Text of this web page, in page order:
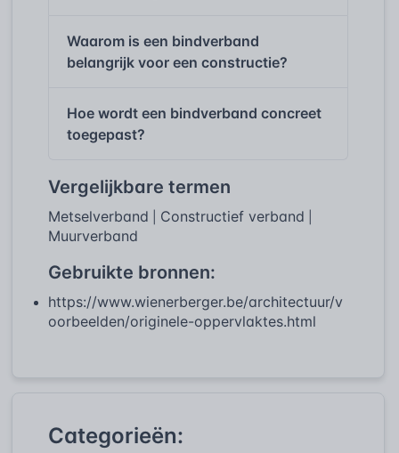
Waarom is een bindverband
belangrijk voor een constructie?
Hoe wordt een bindverband concreet
toegepast?
Vergelijkbare termen
Metselverband Constructief verband
Muurverband
Gebruikte bronnen:
https://www.wienerberger.be/architectuur/v
oorbeelden/originele-oppervlaktes.html
Categorieën: